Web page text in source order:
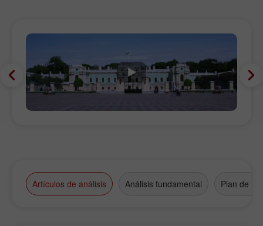
Artículos de análisis Análisis fundamental Plan de